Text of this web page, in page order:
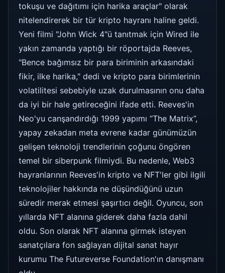
tokuşu ve dağıtımı için harika araçlar" olarak
nitelendirerek bir tür kripto hayranı haline geldi.
Yeni filmi "John Wick 4"ü tanıtmak için Wired ile
yakın zamanda yaptığı bir röportajda Reeves,
"Bence bağımsız bir para biriminin arkasındaki
fikir, ilke harika," dedi ve kripto para birimlerinin
volatilitesi sebebiyle uzak durulmasının onu daha
da iyi bir hale getireceğini ifade etti. Reeves'in
Neo'yu canşandırdığı 1999 yapımı “The Matrix”,
yapay zekadan meta evrene kadar günümüzün
gelişen teknoloji trendlerinin çoğunu öngören
temel bir siberpunk filmiydi. Bu nedenle, Web3
hayranlarının Reeves'in kripto ve NFT'ler gibi ilgili
teknolojiler hakkında ne düşündüğünü uzun
süredir merak etmesi şaşırtıcı değil. Oyuncu, son
yıllarda NFT alanına giderek daha fazla dahil
oldu. Son olarak NFT alanına girmek isteyen
sanatçılara fon sağlayan dijital sanat hayır
kurumu The Futureverse Foundation'ın danışmanı